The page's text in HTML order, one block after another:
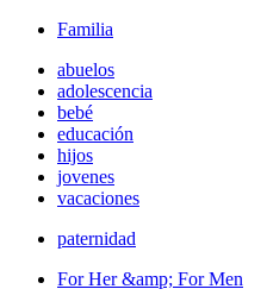
Familia
abuelos
adolescencia
bebé
educación
hijos
jovenes
vacaciones
paternidad
For Her &amp; For Men